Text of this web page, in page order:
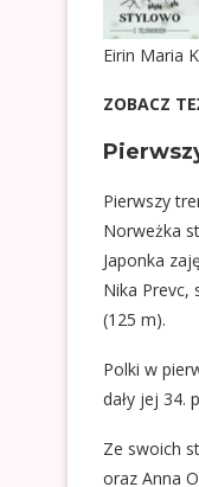
Eirin Maria
ZOBACZ
Pierwszy
Norweżka
Japonka
Nika Prevc,
(125 m).
Polki w
dały jej 34.
Ze swoich
oraz Anna